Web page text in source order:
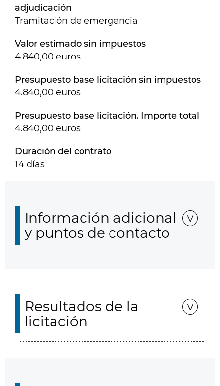
adjudicación
Tramitación de emergencia
Valor estimado sin impuestos
4.840,00 euros
Presupuesto base licitación sin impuestos
4.840,00 euros
Presupuesto base licitación. Importe total
4.840,00 euros
Duración del contrato
14 días
Información adicional
y puntos de contacto
Resultados de la
licitación